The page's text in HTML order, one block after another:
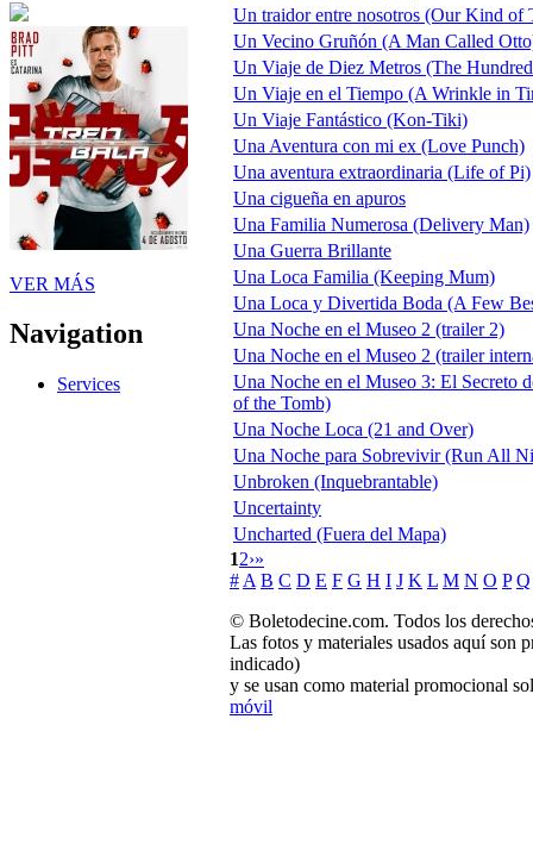
VER MÁS
Navigation
Services
Un traidor entre nosotros (Our Kind of
Un Vecino Gruñón (A Man Called
Un Viaje de Diez Metros (The
Un Viaje en el Tiempo (A Wrinkle in
Un Viaje Fantástico (Kon-Tiki)
Una Aventura con mi ex (Love Punch)
Una aventura extraordinaria (Life of Pi)
Una cigueña en apuros
Una Familia Numerosa (Delivery Man)
Una Guerra Brillante
Una Loca Familia (Keeping Mum)
Una Loca y Divertida Boda (A Few
Una Noche en el Museo 2 (trailer 2)
Una Noche en el Museo 2 (trailer
Una Noche en el Museo 3: El Secreto
of the Tomb)
Una Noche Loca (21 and Over)
Una Noche para Sobrevivir (Run All
Unbroken (Inquebrantable)
Uncertainty
Uncharted (Fuera del Mapa)
12›»
# A B C D E F G H I J K L M N O P Q
© Boletodecine.com. Todos los
Las fotos y materiales usados aquí son
indicado)
y se usan como material promocional
móvil